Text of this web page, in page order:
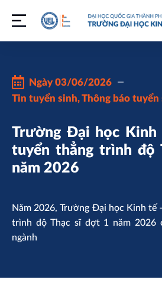
Ngày 03/06/2026
Tin tuyển sinh,Thông báo tuyển
Trường Đại học
tuyển thẳng trình độ
năm 2026
Năm 2026, Trường Đại học Kinh tế
trình độ Thạc sĩ đợt 1 năm 2026
ngành